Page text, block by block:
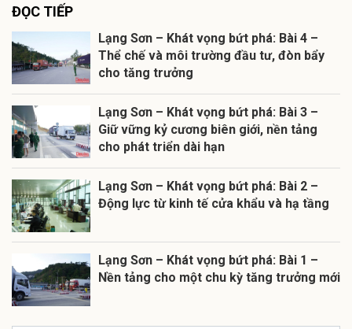
ĐỌC TIẾP
Lạng Sơn – Khát vọng bứt phá: Bài 4 –
Thể chế và môi trường đầu tư, đòn bẩy
cho tăng trưởng
Lạng Sơn – Khát vọng bứt phá: Bài 3 –
Giữ vững kỷ cương biên giới, nền tảng
cho phát triển dài hạn
Lạng Sơn – Khát vọng bứt phá: Bài 2 –
Động lực từ kinh tế cửa khẩu và hạ tầng
Lạng Sơn – Khát vọng bứt phá: Bài 1 –
Nền tảng cho một chu kỳ tăng trưởng mới